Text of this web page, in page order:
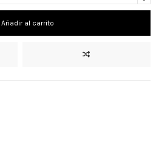
Añadir al carrito